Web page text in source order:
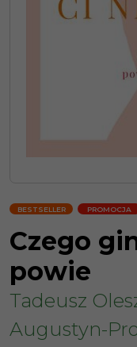
BESTSELLER PROMOCJA
Czego
powie
Tadeusz
Augustyn-